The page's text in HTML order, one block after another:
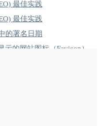
最佳实践
最佳实践
的署名日期
的网站图标（Favicon）
告网络能够使用与翻译相关